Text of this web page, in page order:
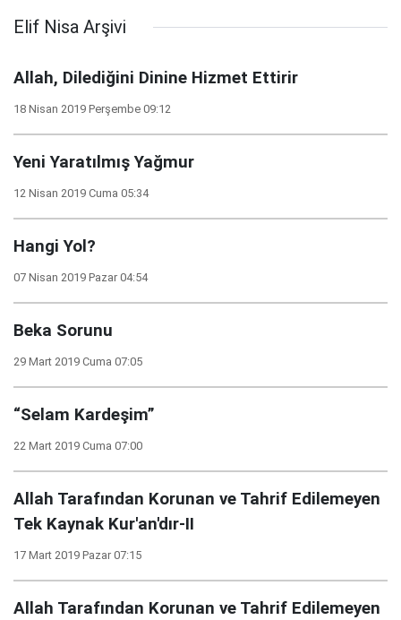
Elif Nisa Arşivi
Allah, Dilediğini Dinine Hizmet Ettirir
18 Nisan 2019 Perşembe 09:12
Yeni Yaratılmış Yağmur
12 Nisan 2019 Cuma 05:34
Hangi Yol?
07 Nisan 2019 Pazar 04:54
Beka Sorunu
29 Mart 2019 Cuma 07:05
“Selam Kardeşim”
22 Mart 2019 Cuma 07:00
Allah Tarafından Korunan ve Tahrif Edilemeyen
Tek Kaynak Kur'an'dır-II
17 Mart 2019 Pazar 07:15
Allah Tarafından Korunan ve Tahrif Edilemeyen